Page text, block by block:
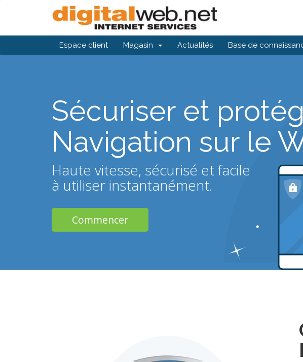
Espace client Magasin Actualités Base de
Sécuriser et
Navigation sur le
Haute vitesse, sécurisé et facile
à utiliser instantanément.
Commencer